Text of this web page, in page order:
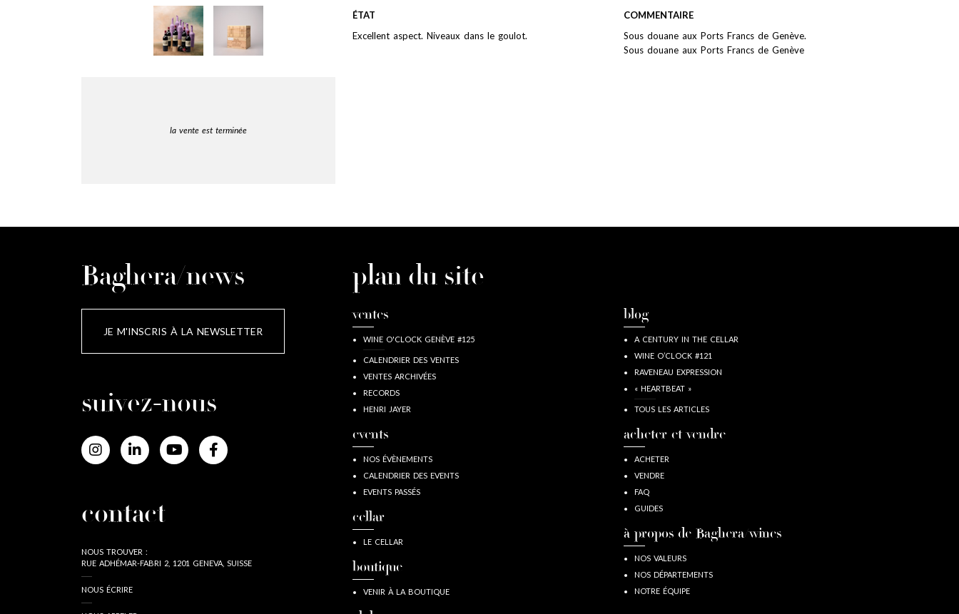
la vente est terminée
ÉTAT
Excellent aspect. Niveaux dans le goulot.
COMMENTAIRE
Sous douane aux Ports Francs de Genève.
Sous douane aux Ports Francs de Genève
Baghera/news
JE M'INSCRIS À LA NEWSLETTER
suivez-nous
contact
NOUS TROUVER :
RUE ADHÉMAR-FABRI 2, 1201 GENEVA, SUISSE
NOUS ÉCRIRE
plan du site
ventes
WINE O'CLOCK GENÈVE #125
CALENDRIER DES VENTES
VENTES ARCHIVÉES
RECORDS
HENRI JAYER
events
NOS ÉVÈNEMENTS
CALENDRIER DES EVENTS
EVENTS PASSÉS
cellar
LE CELLAR
boutique
VENIR À LA BOUTIQUE
blog
A CENTURY IN THE CELLAR
WINE O’CLOCK #121
RAVENEAU EXPRESSION
« HEARTBEAT »
TOUS LES ARTICLES
acheter et vendre
ACHETER
VENDRE
FAQ
GUIDES
à propos de Baghera/wines
NOS VALEURS
NOS DÉPARTEMENTS
NOTRE ÉQUIPE